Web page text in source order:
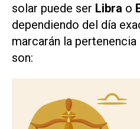
solar puede ser Libra o
dependiendo del día
marcarán la
son: